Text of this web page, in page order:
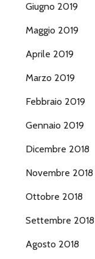
Giugno 2019
Maggio 2019
Aprile 2019
Marzo 2019
Febbraio 2019
Gennaio 2019
Dicembre 2018
Novembre 2018
Ottobre 2018
Settembre 2018
Agosto 2018